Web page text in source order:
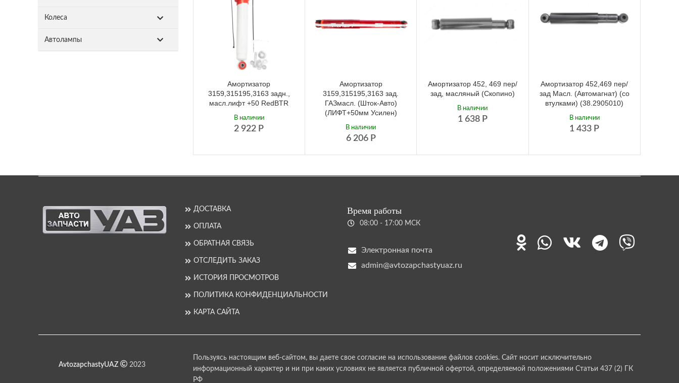
Колеса
Автолампы
Амортизатор
3159,315195,3163 задн.,
масл.лифт +50 RedBTR
2 922 Р
В наличии
Амортизатор
3159,315195,3163 зад.
ГАЗмасл. (Шток-Авто)
(ЛИФТ+50мм Усилен)
6 206 Р
В наличии
Амортизатор 452, 469 пер/
зад, масляный (Скопино)
1 638 Р
В наличии
Амортизатор 452,469 пер/
зад Масл. (Автомагнат) (со
втулками) (38.2905010)
1 433 Р
В наличии
ДОСТАВКА
ОПЛАТА
ОБРАТНАЯ СВЯЗЬ
ОТСЛЕДИТЬ ЗАКАЗ
ИСТОРИЯ ПРОСМОТРОВ
ПОЛИТИКА КОНФИДЕНЦИАЛЬНОСТИ
КАРТА САЙТА
Время работы
08:00 - 17:00 МСК
Электронная почта
admin@avtozapchastyuaz.ru
AvtozapchastyUAZ 2023
Пользуясь настоящим веб-сайтом, вы даете свое согласие на использование файлов cookies. Сайт носит исключительно
информационный характер и ни при каких условиях не является публичной офертой, определяемой положениями Статьи 437 (2) ГК
РФ